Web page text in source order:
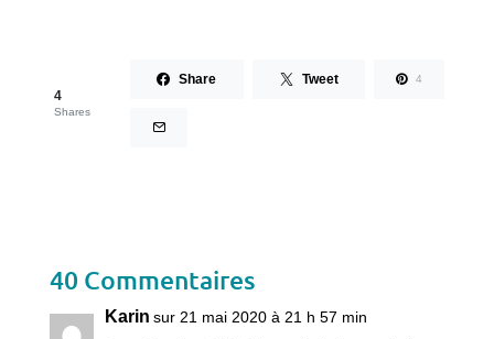
4
Shares
Share Tweet 4
40 Commentaires
Karin sur 21 mai 2020 à 21 h 57 min